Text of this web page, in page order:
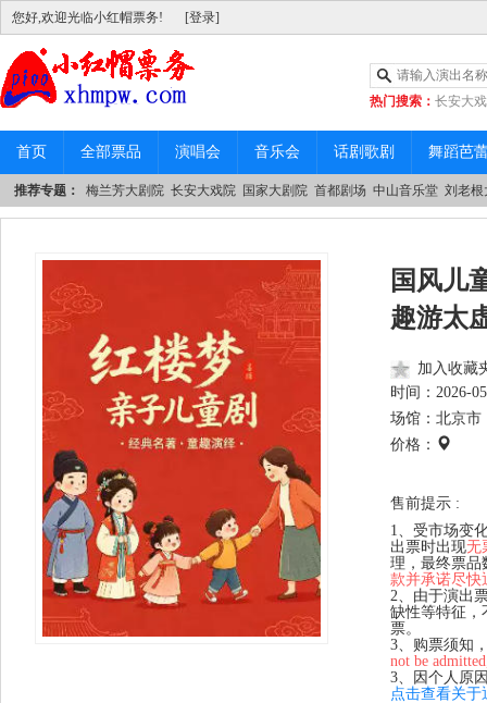
您好,欢迎光临小红帽票务! [登录]
热门搜索： 长安大
|中山音乐堂
首页 全部票品 演唱会 音乐会 话剧歌剧 舞蹈芭
推荐专题： 梅兰芳大剧院 长安大戏院 国家大剧院 首都剧场 中山音乐堂 刘老根
国风儿
趣游太
加入收藏
时间： 2026-
场馆：北京市
价格：
售前提示 :
1、受市场变
出票时出现无
理，最终票品
款并承诺尽快
2、由于演出
缺性等特征，
票。
3、购票须知
not be
3、因个人原
点击查看关于